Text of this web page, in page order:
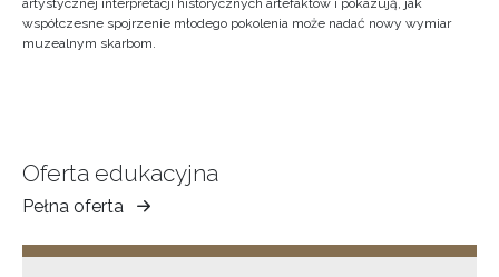
artystycznej interpretacji historycznych artefaktów i pokazują, jak
współczesne spojrzenie młodego pokolenia może nadać nowy wymiar
muzealnym skarbom.
Oferta edukacyjna
Pełna oferta
Muzeum
Ziemi